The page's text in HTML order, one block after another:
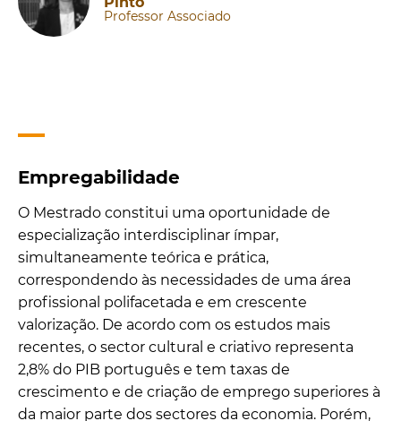
Professor Associado
Empregabilidade
O Mestrado constitui uma oportunidade de
especialização interdisciplinar ímpar,
simultaneamente teórica e prática,
correspondendo às necessidades de uma área
profissional polifacetada e em crescente
valorização. De acordo com os estudos mais
recentes, o sector cultural e criativo representa
2,8% do PIB português e tem taxas de
crescimento e de criação de emprego superiores à
da maior parte dos sectores da economia. Porém,